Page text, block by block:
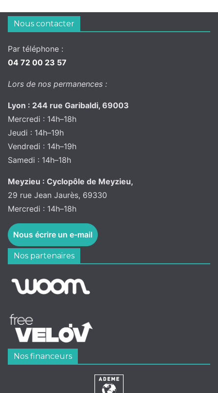
Nous contacter
Par téléphone :
04 72 00 23 57
Lors de nos permanences :
Lyon : 244 rue Garibaldi, 69003
Mercredi : 14h–18h
Jeudi : 14h–19h
Vendredi : 14h–19h
Samedi : 14h–18h
Meyzieu : Cyclopôle de Meyzieu,
29 rue Jean Jaurès, 69330
Mercredi : 14h–18h
Nous écrire un e-mail
Nos partenaires
Nos financeurs